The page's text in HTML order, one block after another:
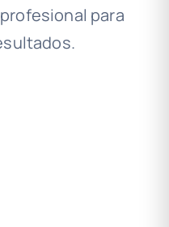
para